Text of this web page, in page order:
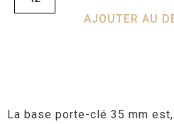
AJOUTER AU
La base porte-clé 35 mm